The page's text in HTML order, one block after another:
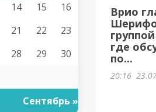
14 15
16
21 22
23
28 29
30
Сентябрь »
Врио
где
по...
20:16